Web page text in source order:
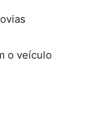
o veículo